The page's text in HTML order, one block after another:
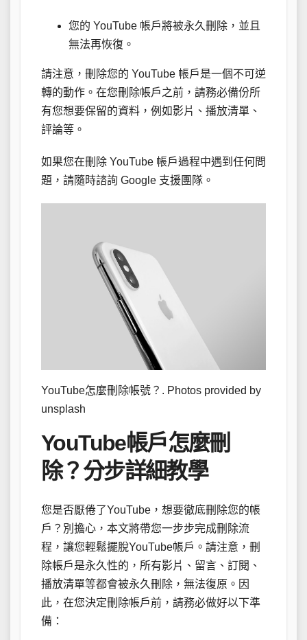
您的 YouTube 帳戶將被永久刪除，並且
無法再恢復。
請注意，刪除您的 YouTube 帳戶是一個不可逆
轉的動作。在您刪除帳戶之前，請務必備份所
有您想要保留的資料，例如影片、播放清單、
評論等。
如果您在刪除 YouTube 帳戶過程中遇到任何問
題，請隨時諮詢 Google 支援團隊。
YouTube怎麼刪除帳號？. Photos provided by
unsplash
YouTube帳戶怎麼刪
除？分步詳細教學
您是否厭倦了YouTube，想要徹底刪除您的帳
戶？別擔心，本文將帶您一步步完成刪除流
程，讓您輕鬆擺脫YouTube帳戶。請注意，刪
除帳戶是永久性的，所有影片、留言、訂閱、
播放清單等都會被永久刪除，無法復原。因
此，在您決定刪除帳戶前，請務必做好以下準
備：